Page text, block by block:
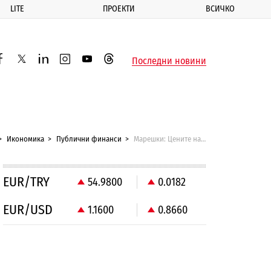
LITE ПРОЕКТИ ВСИЧКО
twitterlinkedininstagram
youtubethreadsПоследни новини
Икономика Публични финанси Марешки: Цените на лекарствата могат да паднат с 25-30%
EUR/TRY 54.9800 0.0182
EUR/USD 1.1600 0.8660